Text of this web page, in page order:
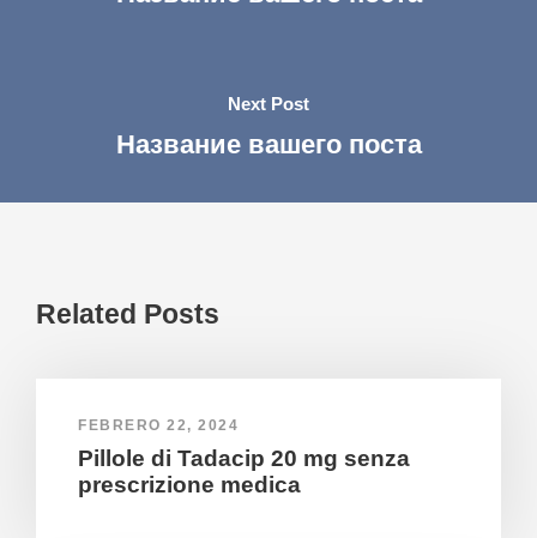
Next Post
Название вашего поста
Related Posts
FEBRERO 22, 2024
Pillole di Tadacip 20 mg senza
prescrizione medica